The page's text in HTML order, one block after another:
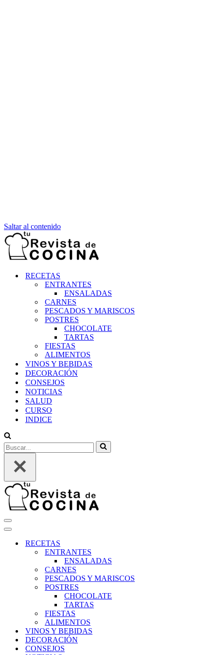
Saltar al contenido
RECETAS
ENTRANTES
ENSALADAS
CARNES
PESCADOS Y MARISCOS
POSTRES
CHOCOLATE
TARTAS
FIESTAS
ALIMENTOS
VINOS Y BEBIDAS
DECORACIÓN
CONSEJOS
NOTICIAS
SALUD
CURSO
INDICE
Buscar...
Menú
de
Menú
navegaciónRECETAS
ENTRANTES
ENSALADAS
CARNES
PESCADOS Y MARISCOS
POSTRES
CHOCOLATE
TARTAS
FIESTAS
ALIMENTOS
VINOS Y BEBIDAS
DECORACIÓN
CONSEJOS